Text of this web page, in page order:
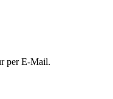
per E-Mail.